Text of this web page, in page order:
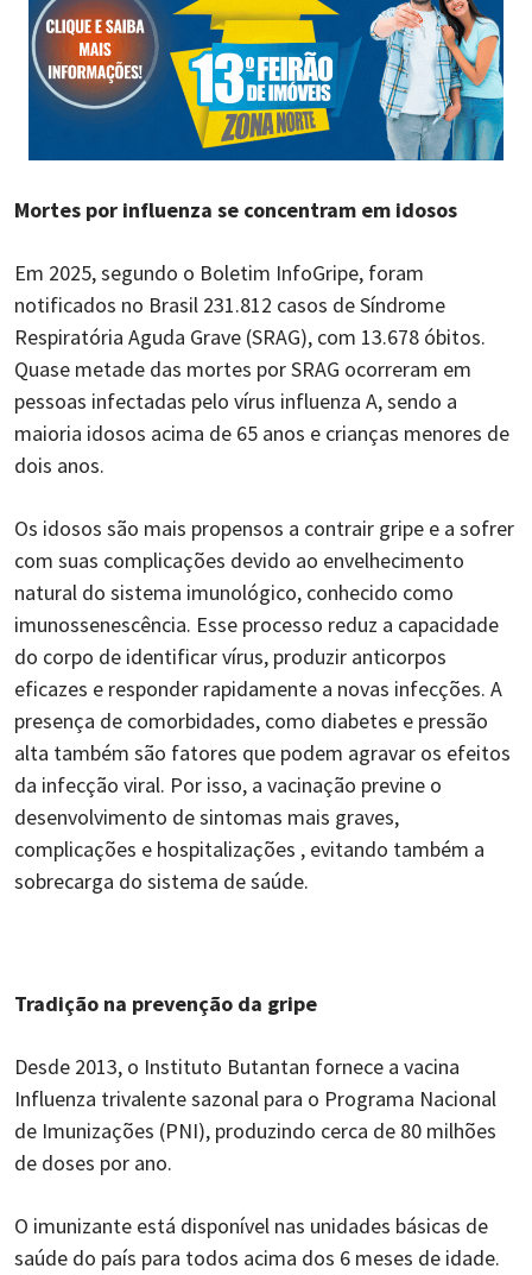
Mortes por influenza se concentram em idosos
Em 2025, segundo o Boletim InfoGripe, foram
notificados no Brasil 231.812 casos de Síndrome
Respiratória Aguda Grave (SRAG), com 13.678 óbitos.
Quase metade das mortes por SRAG ocorreram em
pessoas infectadas pelo vírus influenza A, sendo a
maioria idosos acima de 65 anos e crianças menores de
dois anos.
Os idosos são mais propensos a contrair gripe e a sofrer
com suas complicações devido ao envelhecimento
natural do sistema imunológico, conhecido como
imunossenescência. Esse processo reduz a capacidade
do corpo de identificar vírus, produzir anticorpos
eficazes e responder rapidamente a novas infecções. A
presença de comorbidades, como diabetes e pressão
alta também são fatores que podem agravar os efeitos
da infecção viral. Por isso, a vacinação previne o
desenvolvimento de sintomas mais graves,
complicações e hospitalizações , evitando também a
sobrecarga do sistema de saúde.
Tradição na prevenção da gripe
Desde 2013, o Instituto Butantan fornece a vacina
Influenza trivalente sazonal para o Programa Nacional
de Imunizações (PNI), produzindo cerca de 80 milhões
de doses por ano.
O imunizante está disponível nas unidades básicas de
saúde do país para todos acima dos 6 meses de idade.